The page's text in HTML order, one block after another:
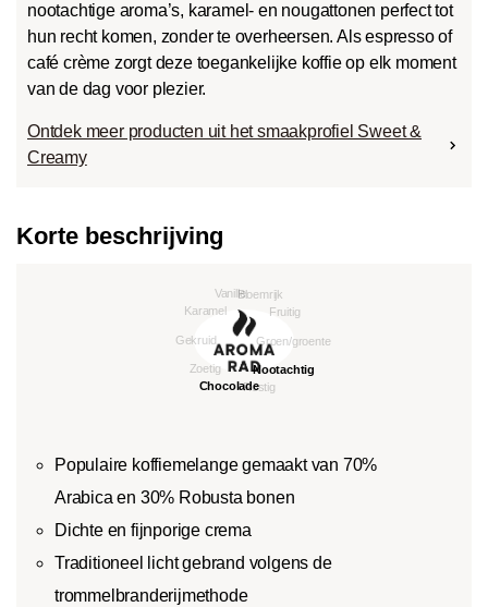
nootachtige aroma’s, karamel- en nougattonen perfect tot
hun recht komen, zonder te overheersen. Als espresso of
café crème zorgt deze toegankelijke koffie op elk moment
van de dag voor plezier.
Ontdek meer producten uit het smaakprofiel Sweet &
Creamy
Korte beschrijving
Populaire koffiemelange gemaakt van 70%
Arabica en 30% Robusta bonen
Dichte en fijnporige crema
Traditioneel licht gebrand volgens de
trommelbranderijmethode